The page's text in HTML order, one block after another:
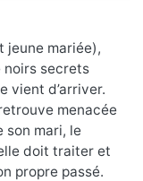
jeune mariée),
noirs secrets
vient d’arriver.
menacée
son mari, le
doit traiter et
propre passé.